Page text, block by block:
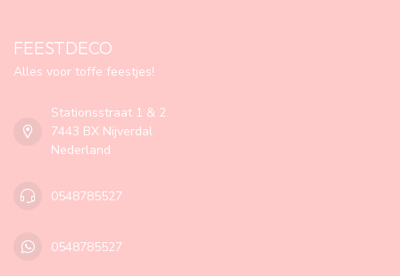
FEESTDECO
Alles voor toffe feestjes!
Stationsstraat 1 & 2
7443 BX Nijverdal
Nederland
0548785527
0548785527